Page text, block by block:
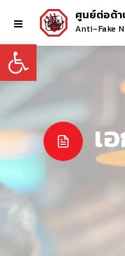
Open toolbar
ศูนย์ต่อต้า
Anti-Fake
เ